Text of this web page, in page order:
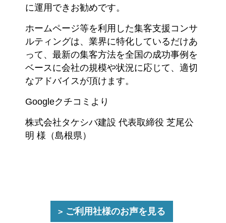
に運用できお勧めです。
ホームページ等を利用した集客支援コンサ
ルティングは、業界に特化しているだけあ
って、最新の集客方法を全国の成功事例を
ベースに会社の規模や状況に応じて、適切
なアドバイスが頂けます。
Googleクチコミより
株式会社タケシバ建設 代表取締役 芝尾公
明 様（島根県）
ご利用社様のお声を見る